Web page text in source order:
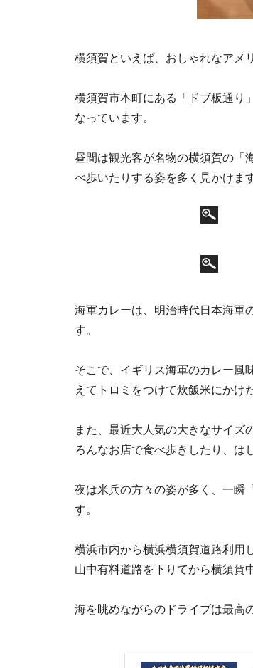
横須賀といえば、おしゃれなアメ
横須賀市本町にある「ドブ板通り
なっています。
昼間は観光客が名物の横須賀の「
べ歩いたりする姿を多く見かけます
海軍カレーは、明治時代日本海軍
す。
そこで、イギリス海軍のカレー風
えてトロミをつけて炊飯米にかけ
また、最近大人気の大きなサイズ
ろんなお店で食べ歩きしたり、は
夜は米兵の方々の姿が多く、一瞬
す。
横浜市内から横浜横須賀道路利用
山中有料道路を下りてから横須賀
海を眺めながらのドライブは最高